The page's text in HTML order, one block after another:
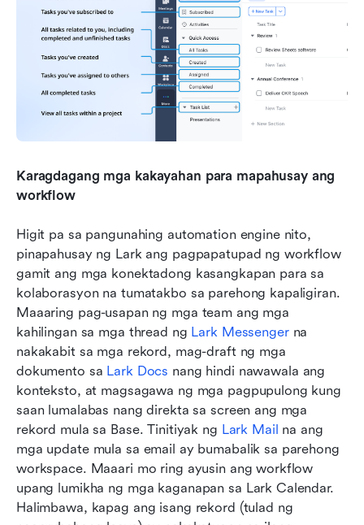
Karagdagang mga kakayahan para mapahusay ang
workflow
Higit pa sa pangunahing automation engine nito,
pinapahusay ng Lark ang pagpapatupad ng workflow
gamit ang mga konektadong kasangkapan para sa
kolaborasyon na tumatakbo sa parehong kapaligiran.
Maaaring pag-usapan ng mga team ang mga
kahilingan sa mga thread ng Lark Messenger na
nakakabit sa mga rekord, mag-draft ng mga
dokumento sa Lark Docs nang hindi nawawala ang
konteksto, at magsagawa ng mga pagpupulong kung
saan lumalabas nang direkta sa screen ang mga
rekord mula sa Base. Tinitiyak ng Lark Mail na ang
mga update mula sa email ay bumabalik sa parehong
workspace. Maaari mo ring ayusin ang workflow
upang lumikha ng mga kaganapan sa Lark Calendar.
Halimbawa, kapag ang isang rekord (tulad ng